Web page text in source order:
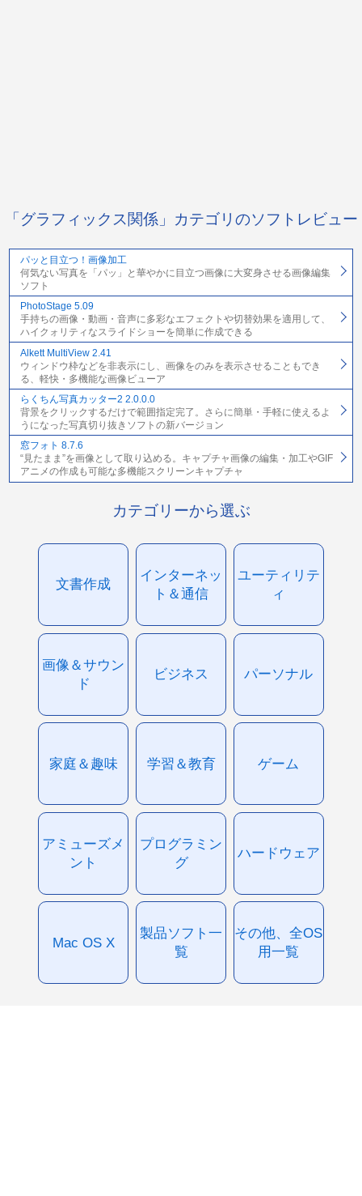
「グラフィックス関係」カテゴリのソフトレビュー
パッと目立つ！画像加工
何気ない写真を「パッ」と華やかに目立つ画像に大変身させる画像編集
ソフト
PhotoStage 5.09
手持ちの画像・動画・音声に多彩なエフェクトや切替効果を適用して、
ハイクォリティなスライドショーを簡単に作成できる
Alkett MultiView 2.41
ウィンドウ枠などを非表示にし、画像をのみを表示させることもでき
る、軽快・多機能な画像ビューア
らくちん写真カッター2 2.0.0.0
背景をクリックするだけで範囲指定完了。さらに簡単・手軽に使えるよ
うになった写真切り抜きソフトの新バージョン
窓フォト 8.7.6
“見たまま”を画像として取り込める。キャプチャ画像の編集・加工やGIF
アニメの作成も可能な多機能スクリーンキャプチャ
カテゴリーから選ぶ
文書作成
インターネッ
ト＆通信
ユーティリテ
ィ
画像＆サウン
ド
ビジネス パーソナル
家庭＆趣味 学習＆教育 ゲーム
アミューズメ
ント
プログラミン
グ
ハードウェア
Mac OS X
製品ソフト一
覧
その他、全OS
用一覧